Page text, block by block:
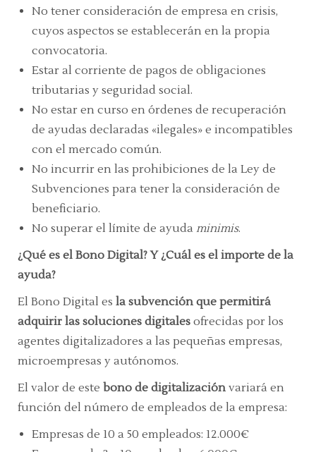
No tener consideración de empresa en crisis,
cuyos aspectos se establecerán en la propia
convocatoria.
Estar al corriente de pagos de obligaciones
tributarias y seguridad social.
No estar en curso en órdenes de recuperación
de ayudas declaradas «ilegales» e incompatibles
con el mercado común.
No incurrir en las prohibiciones de la Ley de
Subvenciones para tener la consideración de
beneficiario.
No superar el límite de ayuda minimis.
¿Qué es el Bono Digital? Y ¿Cuál es el importe de la
ayuda?
El Bono Digital es la subvención que permitirá
adquirir las soluciones digitales ofrecidas por los
agentes digitalizadores a las pequeñas empresas,
microempresas y autónomos.
El valor de este bono de digitalización variará en
función del número de empleados de la empresa:
Empresas de 10 a 50 empleados: 12.000€